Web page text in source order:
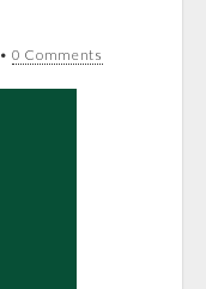
• 0 Comments